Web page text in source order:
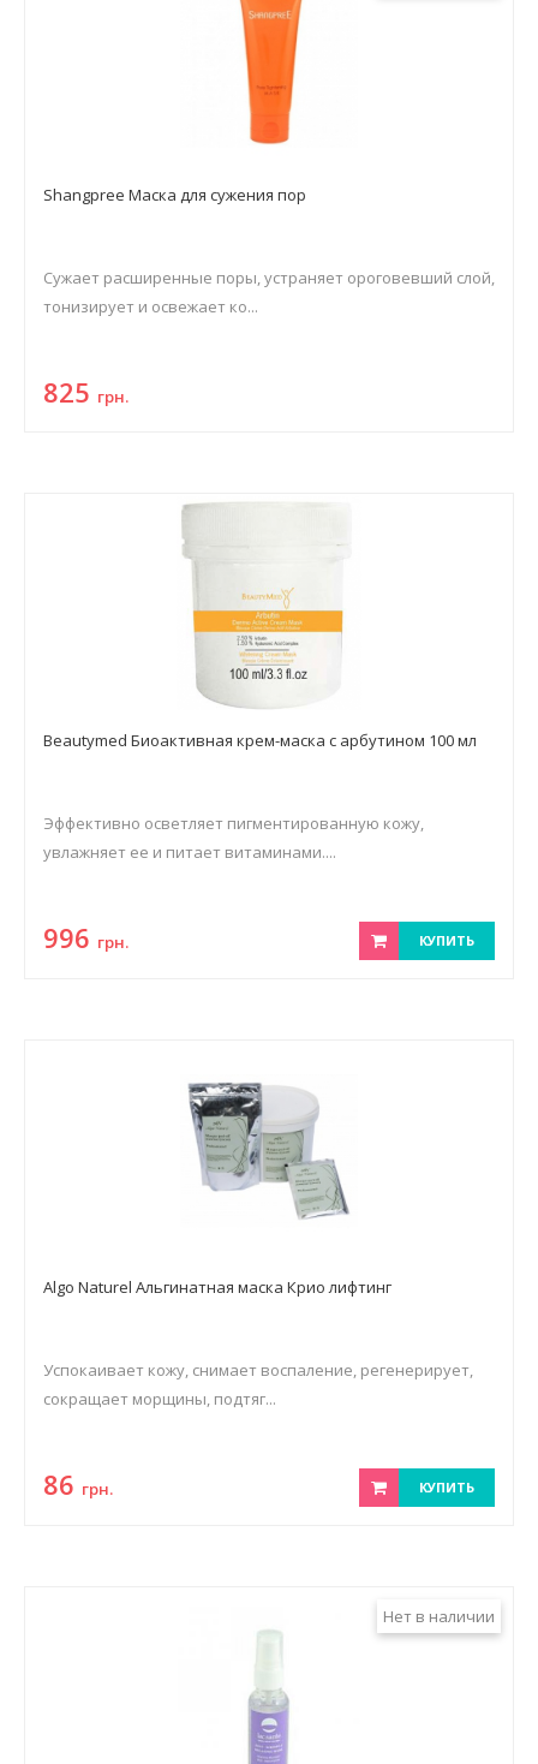
Shangpree Маска для сужения пор
Сужает расширенные поры, устраняет ороговевший слой,
тонизирует и освежает ко...
825 грн.
Beautymed Биоактивная крем-маска с арбутином 100 мл
Эффективно осветляет пигментированную кожу,
увлажняет ее и питает витаминами....
996 грн. КУПИТЬ
Algo Naturel Альгинатная маска Крио лифтинг
Успокаивает кожу, снимает воспаление, регенерирует,
сокращает морщины, подтяг...
86 грн. КУПИТЬ
Нет в наличии